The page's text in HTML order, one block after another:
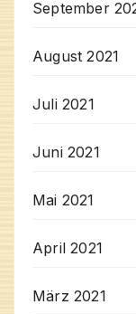
September
August 2021
Juli 2021
Juni 2021
Mai 2021
April 2021
März 2021